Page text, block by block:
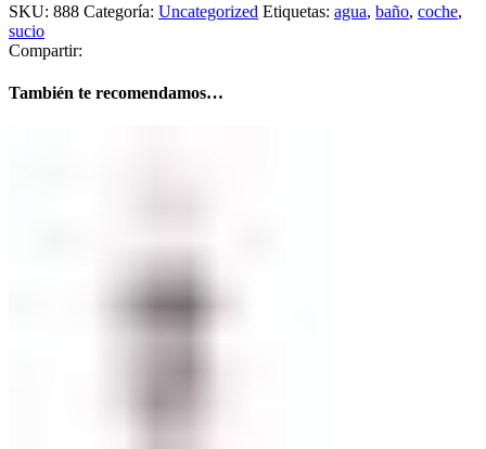
SKU: 888 Categoría: Uncategorized Etiquetas: agua, baño, coche,
sucio
Compartir:
También te recomendamos…